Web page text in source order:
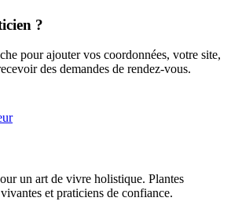
?
pour ajouter vos coordonnées, votre site,
des demandes de rendez-vous.
un art de vivre holistique. Plantes
et praticiens de confiance.